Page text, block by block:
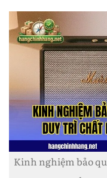
Kinh nghiệm bảo